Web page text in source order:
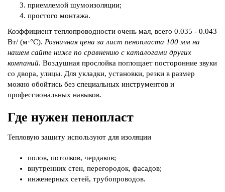
приемлемой шумоизоляции;
простого монтажа.
Коэффициент теплопроводности очень мал, всего 0.035 - 0.043
Вт/ (м·°C). Розничная цена за лист пенопласта 100 мм на
нашем сайте ниже по сравнению с каталогами других
компаний. Воздушная прослойка поглощает посторонние звуки
со двора, улицы. Для укладки, установки, резки в размер
можно обойтись без специальных инструментов и
профессиональных навыков.
Где нужен пенопласт
Тепловую защиту используют для изоляции
полов, потолков, чердаков;
внутренних стен, перегородок, фасадов;
инженерных сетей, трубопроводов.